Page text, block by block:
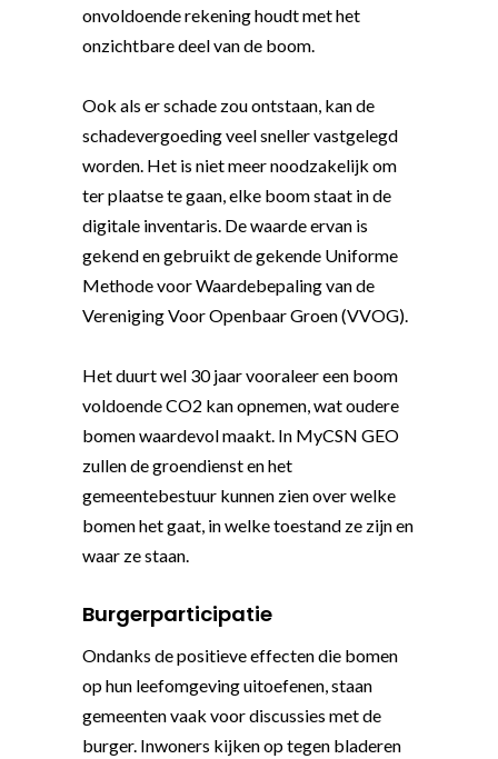
onvoldoende rekening houdt met het
onzichtbare deel van de boom.
Ook als er schade zou ontstaan, kan de
schadevergoeding veel sneller vastgelegd
worden. Het is niet meer noodzakelijk om
ter plaatse te gaan, elke boom staat in de
digitale inventaris. De waarde ervan is
gekend en gebruikt de gekende Uniforme
Methode voor Waardebepaling van de
Vereniging Voor Openbaar Groen (VVOG).
Het duurt wel 30 jaar vooraleer een boom
voldoende CO2 kan opnemen, wat oudere
bomen waardevol maakt. In MyCSN GEO
zullen de groendienst en het
gemeentebestuur kunnen zien over welke
bomen het gaat, in welke toestand ze zijn en
waar ze staan.
Burgerparticipatie
Ondanks de positieve effecten die bomen
op hun leefomgeving uitoefenen, staan
gemeenten vaak voor discussies met de
burger. Inwoners kijken op tegen bladeren